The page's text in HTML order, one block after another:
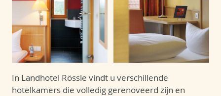
In Landhotel Rössle vindt u verschillende
hotelkamers die volledig gerenoveerd zijn en